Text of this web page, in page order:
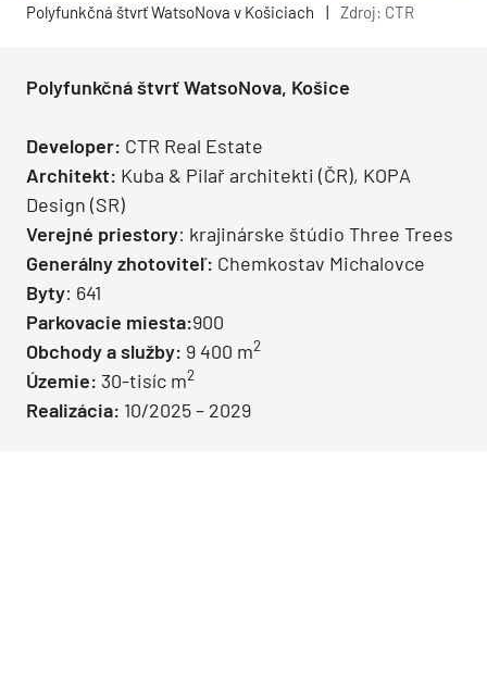
Polyfunkčná štvrť WatsoNova v Košiciach | Zdroj: CTR
Polyfunkčná štvrť WatsoNova, Košice
Developer: CTR Real Estate
Architekt: Kuba & Pilař architekti (ČR), KOPA
Design (SR)
Verejné priestory: krajinárske štúdio Three Trees
Generálny zhotoviteľ: Chemkostav Michalovce
Byty: 641
Parkovacie miesta:900
Obchody a služby: 9 400 m2
Územie: 30-tisíc m2
Realizácia: 10/2025 – 2029